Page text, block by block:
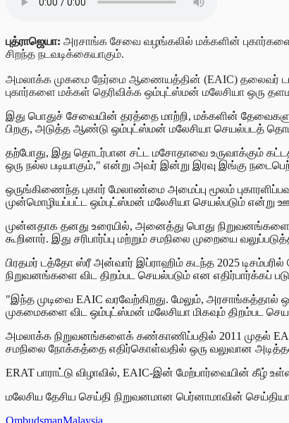
புத்ராஜெயா: அரசாங்க சேவை வழங்கலில் மக்களின் புகார்களை
சிறந்த நடவடிக்கையாகும்.
அமலாக்க முகமை நேர்மை ஆணையத்தின் (EAIC) தலைவர்
புகார்களை மக்கள் தெரிவிக்க ஒம்புட்ஸ்மன் மலேசியா ஒரு
இது பொதுச் சேவையின் தரத்தை மாற்றி, மக்களின்
பிறகு, அடுத்த ஆண்டு ஒம்புட்ஸ்மன் மலேசியா செயல்படத்
தற்போது, இது தொடர்பான சட்ட மசோதாவை உருவாக்கும்
ஒரு நல்ல படியாகும்," என்று அவர் இன்று இரவு இங்கு நடைபெற்ற
ஒருங்கிணைந்த புகார் மேலாண்மை அமைப்பு மூலம்
முன்மொழியப்பட்ட ஒம்புட்ஸ்மன் மலேசியா செயல்படும் என்று
முன்னதாக தனது உரையில், அனைத்து பொது
கூறினார். இது சரிபார்ப்பு மற்றும் சமநிலை முறையை
பிரதமர் டத்தோ ஸ்ரீ அன்வார் இப்ராஹிம் கடந்த 2025
நிறுவனங்களை விட திறம்பட செயல்படும் என எதிர்பார்க்கப்
"இந்த முடிவை EAIC வரவேற்கிறது. மேலும்,
முகமைகளை விட ஒம்புட்ஸ்மன் மலேசியா மிகவும் திறம்பட
அமலாக்க நிறுவனங்களைக் கண்காணிப்பதில் 2011 முதல் EAIC
சமநிலை நோக்கத்தை எதிர்கொள்வதில் ஒரு வலுவான
ERAT பாராட்டு விழாவில், EAIC-இன் மேற்பார்வையின் கீழ்
மலேசிய தேசிய செய்தி நிறுவனமான பெர்னாமாவின்
OmbudsmanMalaysia